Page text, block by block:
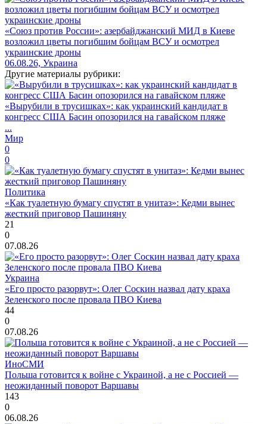
«Союз против России»: азербайджанский МИД в Киеве
возложил цветы погибшим бойцам ВСУ и осмотрел
украинские дроны
06.08.26, Украина
Другие материалы рубрики:
«Вырубили в трусишках»: как украинский кандидат в
конгресс США Басин опозорился на гавайском пляже
...
Мир
0
0
Политика
«Как туалетную бумагу спустят в унитаз»: Кедми вынес
жесткий приговор Пашиняну
21
0
07.08.26
Украина
«Его просто разорвут»: Олег Соскин назвал дату краха
Зеленского после провала ПВО Киева
44
0
07.08.26
ИноСМИ
Польша готовится к войне с Украиной, а не с Россией —
неожиданный поворот Варшавы
143
0
06.08.26